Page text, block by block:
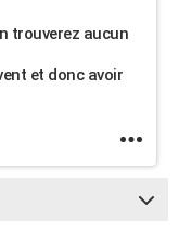
trouverez aucun
et donc avoir